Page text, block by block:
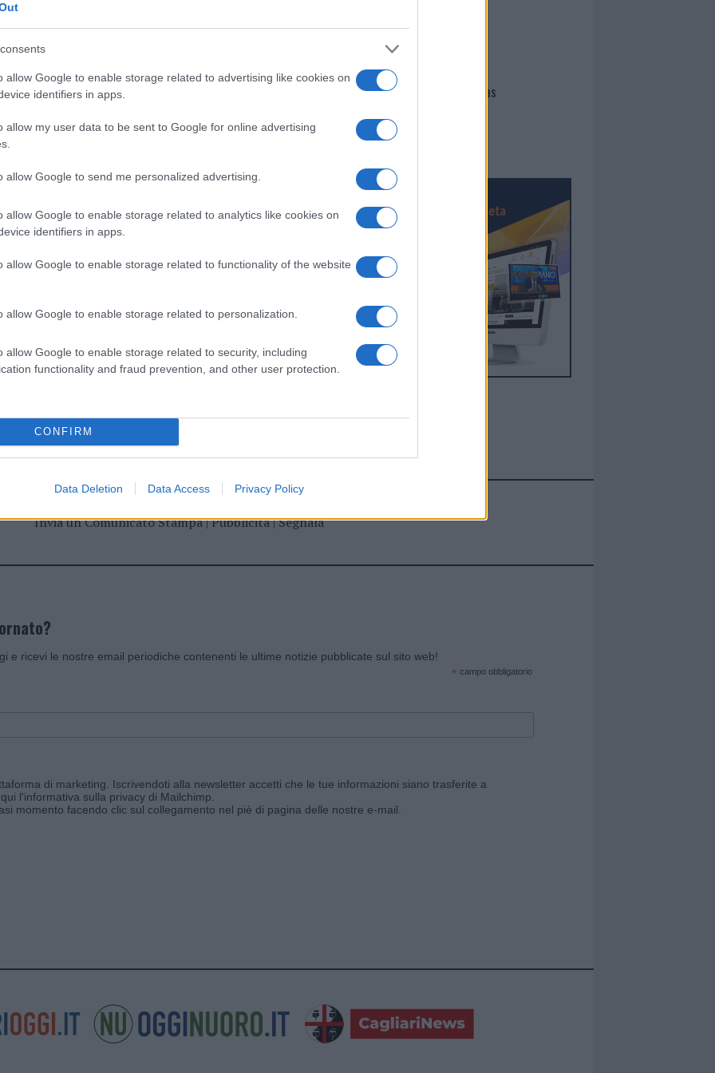
allow Google to enable storage related to advertising like cookies on
identifiers in apps.
allow my user data to be sent to Google for online advertising
allow Google to send me personalized advertising.
allow Google to enable storage related to analytics like cookies on
identifiers in apps.
allow Google to enable storage related to functionality of the website
allow Google to enable storage related to personalization.
allow Google to enable storage related to security, including
functionality and fraud prevention, and other user protection.
CONFIRM
Data Deletion Data Access Privacy Policy
i tuoi video e le tue foto
+39 345 356 7512
di GalluraOggi.it
news daGoogle News
Prossimo articolo
I nostri cari
Giovannimaria Cabras
Invia un Comunicato Stampa|Pubblicità|Segnala
e ricevi le nostre email periodiche contenenti le ultime notizie pubblicate sul sito web!
* campo obbligatorio
di marketing. Iscrivendoti alla newsletter accetti che le tue informazioni siano trasferite a
l'informativa sulla privacy di Mailchimp
momento facendo clic sul collegamento nel piè di pagina delle nostre e-mail.